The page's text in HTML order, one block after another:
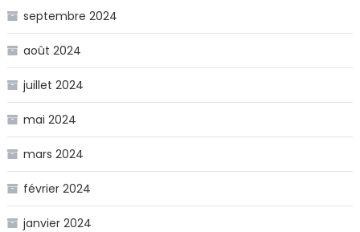
septembre 2024
août 2024
juillet 2024
mai 2024
mars 2024
février 2024
janvier 2024